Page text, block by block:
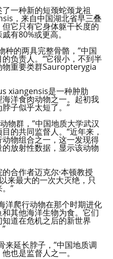
一种新的短颈蛇颈龙祖
，来自中国湖北省早三叠
它只有它身体躯干长度的
有80%或更高。
种的两具完整骨骼，”中国
负责人。“它很小，不到半
物重要类群Sauropterygia
xiangensis是一种肿肋
洋食肉动物之一。起初我
子似乎太短了。”
物群，”中国地质大学武汉
的共同监督人。“近年来，
物组合之一，这一发现得
放射性数据，显示该动物
合作者迈克尔·本顿教授
来最大的一次大灭绝，只
”
洋爬行动物在那个时期进化
其他海洋生物为食。它们
道在危机之后的新世界
来延长脖子，”中国地质调
也是监督人之一。